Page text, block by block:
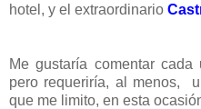
hotel, y el extraordinario
Me gustaría comentar
pero requeriría, al menos,
que me limito, en esta